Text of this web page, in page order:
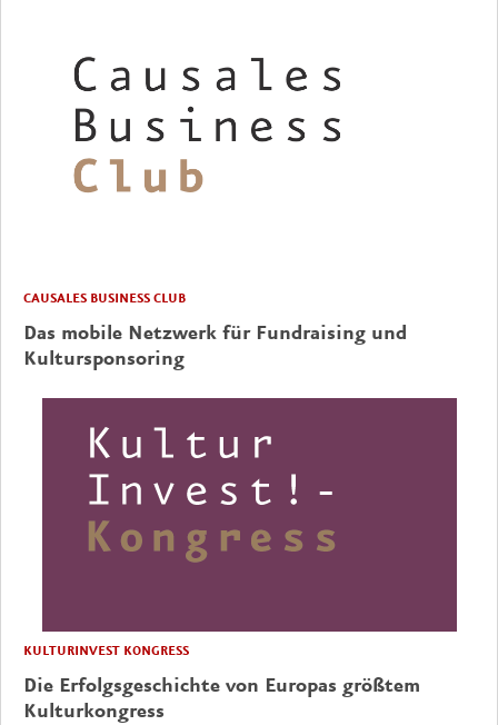
CAUSALES BUSINESS CLUB
Das mobile Netzwerk für Fundraising und
Kultursponsoring
KULTURINVEST KONGRESS
Die Erfolgsgeschichte von Europas größtem
Kulturkongress